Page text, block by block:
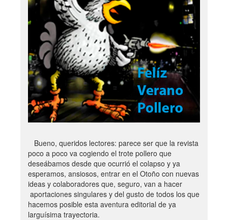
Bueno, queridos lectores: parece ser que la revista
poco a poco va cogiendo el trote pollero que
deseábamos desde que ocurrió el colapso y ya
esperamos, ansiosos, entrar en el Otoño con nuevas
ideas y colaboradores que, seguro, van a hacer
aportaciones singulares y del gusto de todos los que
hacemos posible esta aventura editorial de ya
larguísima trayectoria.